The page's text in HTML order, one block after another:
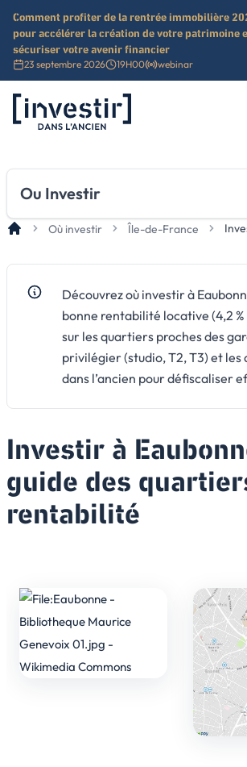
Comment profiter de la rentrée immobilière
pour accélérer la création de votre patrimoine
sécuriser votre avenir financier
23 septembre 2026 19H00 webinar
Investir dans l'ancien
Ou Investir
Où investir Île-de-France
Découvrez où investir à
bonne rentabilité locative (4,2 %
sur les quartiers proches des
privilégier (studio, T2, T3) et les
dans l’ancien pour défiscaliser
Investir à
guide des
rentabilité